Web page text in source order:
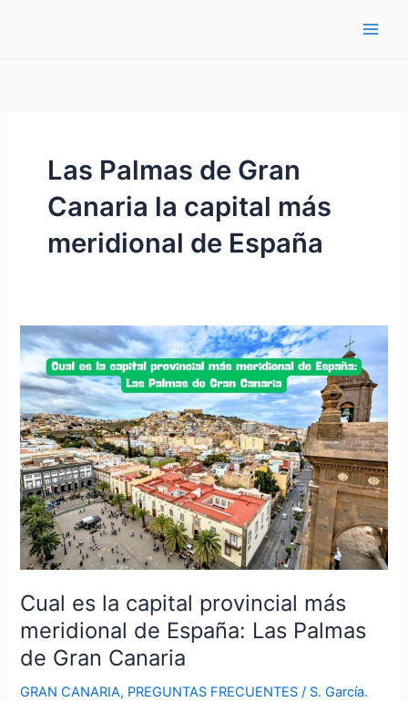
Las Palmas de Gran
Canaria la capital más
meridional de España
Cual es la capital provincial más
meridional de España: Las Palmas
de Gran Canaria
GRAN CANARIA, PREGUNTAS FRECUENTES / S. García.